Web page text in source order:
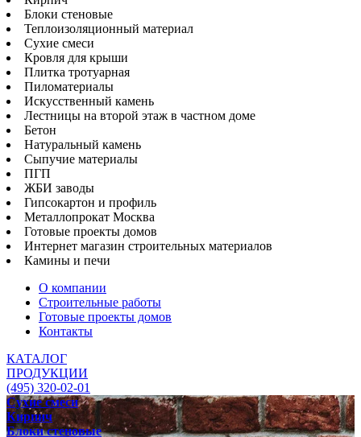
Блоки стеновые
Теплоизоляционный материал
Сухие смеси
Кровля для крыши
Плитка тротуарная
Пиломатериалы
Искусственный камень
Лестницы на второй этаж в частном доме
Бетон
Натуральный камень
Сыпучие материалы
ПГП
ЖБИ заводы
Гипсокартон и профиль
Металлопрокат Москва
Готовые проекты домов
Интернет магазин строительных материалов
Камины и печи
О компании
Строительные работы
Готовые проекты домов
Контакты
КАТАЛОГ
ПРОДУКЦИИ
(495) 320-02-01
Сухие смеси
Кирпич
Блоки стеновые